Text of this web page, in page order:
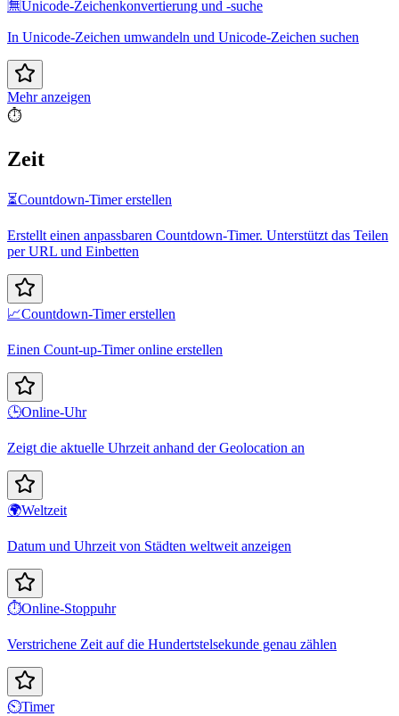
🈚Unicode-Zeichenkonvertierung und -suche
In Unicode-Zeichen umwandeln und Unicode-Zeichen suchen
Mehr anzeigen
⏱️
Zeit
⏳Countdown-Timer erstellen
Erstellt einen anpassbaren Countdown-Timer. Unterstützt das Teilen
per URL und Einbetten
📈Countdown-Timer erstellen
Einen Count-up-Timer online erstellen
🕒Online-Uhr
Zeigt die aktuelle Uhrzeit anhand der Geolocation an
🌍Weltzeit
Datum und Uhrzeit von Städten weltweit anzeigen
⏱️Online-Stoppuhr
Verstrichene Zeit auf die Hundertstelsekunde genau zählen
⏲️Timer